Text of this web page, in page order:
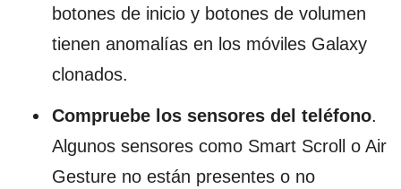
botones de inicio y botones de volumen
tienen anomalías en los móviles Galaxy
clonados.
Compruebe los sensores del teléfono.
Algunos sensores como Smart Scroll o Air
Gesture no están presentes o no